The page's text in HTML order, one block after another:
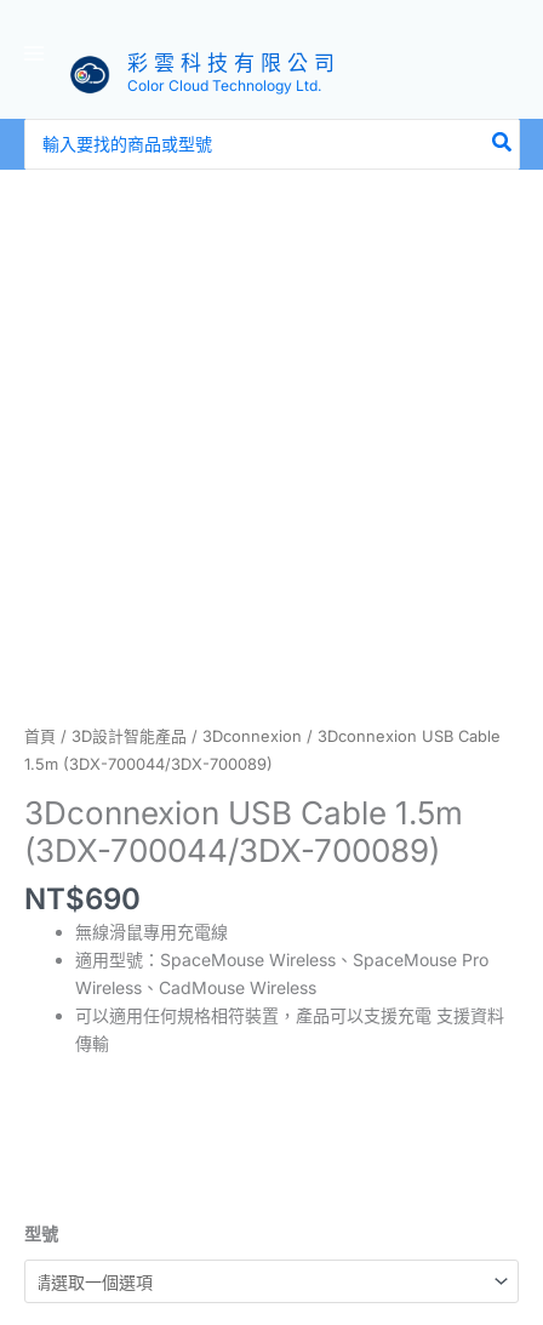
彩 雲 科 技 有 限 公 司
Color Cloud Technology Ltd.
尋：
首頁 / 3D設計智能產品 / 3Dconnexion / 3Dconnexion USB Cable
1.5m (3DX-700044/3DX-700089)
3Dconnexion USB Cable 1.5m
(3DX-700044/3DX-700089)
NT$690
無線滑鼠專用充電線
適用型號：SpaceMouse Wireless、SpaceMouse Pro
Wireless、CadMouse Wireless
可以適用任何規格相符裝置，產品可以支援充電 支援資料
傳輸
型號